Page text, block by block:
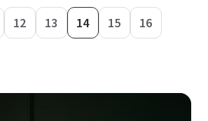
12 13 14 15 16